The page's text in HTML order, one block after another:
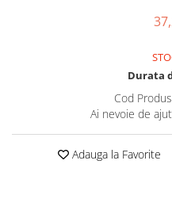
Durata
Cod
Ai nevoie de
Adauga la Favorite